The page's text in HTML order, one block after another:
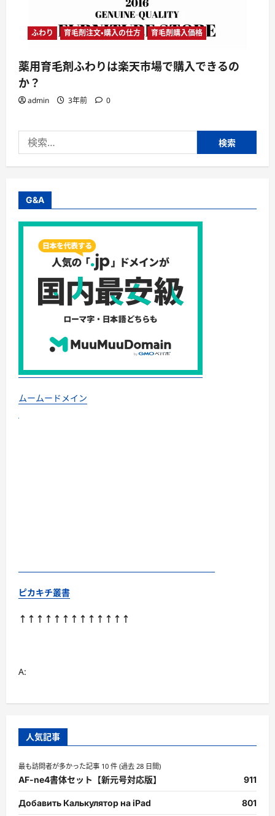
ふわり 育毛剤注文・購入の仕方 育毛剤購入価格
薬用育毛剤ふわりは楽天市場で購入できるの
か？
admin 3年前 0
索:
G&A
ムームードメイン
ピカキチ叢書
↑↑↑↑↑↑↑↑↑↑↑↑↑
A:
人気記事
最も訪問者が多かった記事 10 件 (過去 28 日間)
AF-ne4書体セット【新元号対応版】 911
Добавить Калькулятор на iPad 801